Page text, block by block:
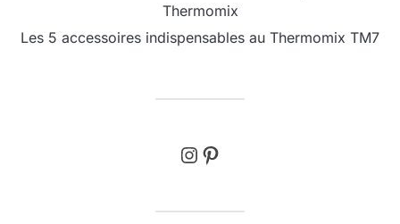
Thermomix
Les 5 accessoires indispensables au Thermomix TM7
Instagram
Pinterest